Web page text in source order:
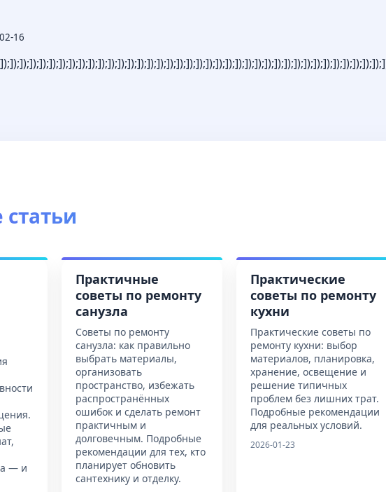
16
— и
Практичные
советы по ремонту
санузла
Советы по ремонту
санузла: как правильно
выбрать материалы,
организовать
пространство, избежать
распространённых
ошибок и сделать ремонт
практичным и
долговечным. Подробные
рекомендации для тех, кто
планирует обновить
сантехнику и отделку.
Практические
советы по ремонту
кухни
Практические советы по
ремонту кухни: выбор
материалов, планировка,
хранение, освещение и
решение типичных
проблем без лишних трат.
Подробные рекомендации
для реальных условий.
2026-01-23